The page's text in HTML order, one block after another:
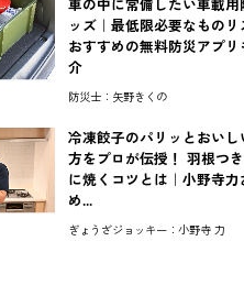
車の中に常備したい車載用
ッズ｜最低限必要なものリ
おすすめの無料防災アプリ
介
防災士：矢野きくの
冷凍餃子のパリッとおいし
方をプロが伝授！ 羽根つ
に焼くコツとは｜小野寺力
め...
ぎょうざジョッキー：小野寺 力